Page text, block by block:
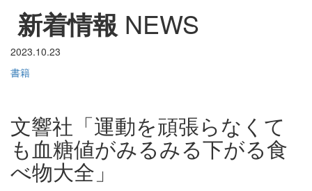
新着情報 NEWS
2023.10.23
書籍
文響社「運動を頑張らなくて
も血糖値がみるみる下がる食
べ物大全」